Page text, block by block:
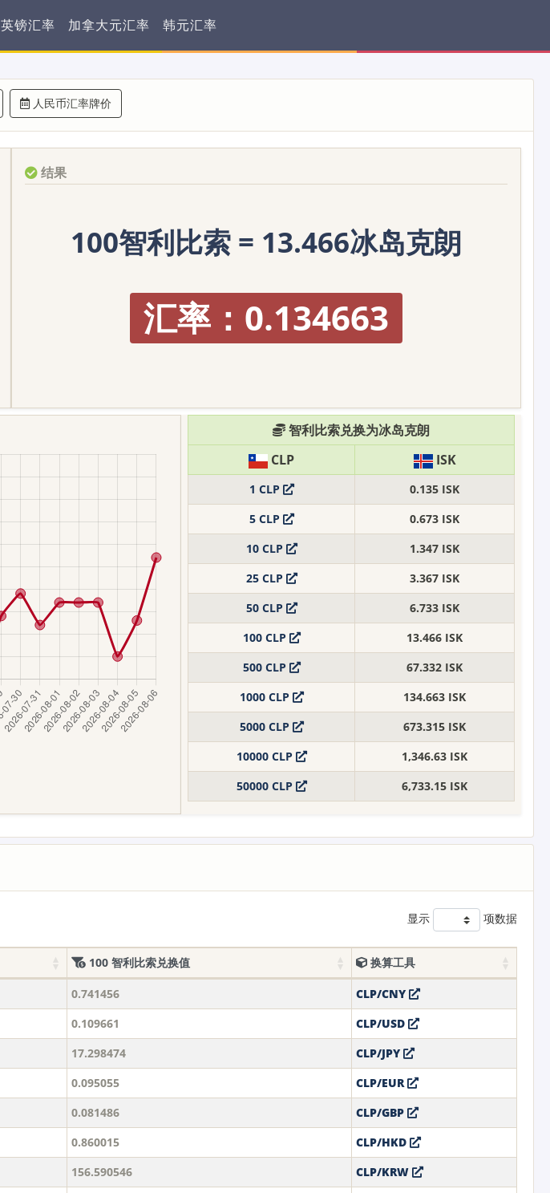
英镑汇率 加拿大元汇率 韩元汇率
人民币汇率牌价
结果
100智利比索 = 13.466冰岛克朗
汇率：0.134663
智利比索兑换为冰岛克朗
CLP
ISK
1 CLP
0.135 ISK
5 CLP
0.673 ISK
10 CLP
1.347 ISK
25 CLP
3.367 ISK
50 CLP
6.733 ISK
100 CLP
13.466 ISK
500 CLP
67.332 ISK
1000 CLP
134.663 ISK
5000 CLP
673.315 ISK
10000 CLP
1,346.63 ISK
50000 CLP
6,733.15 ISK
显示 项数据
100 智利比索兑换值 换算工具
0.741456
CLP/CNY
0.109661
CLP/USD
17.298474
CLP/JPY
0.095055
CLP/EUR
0.081486
CLP/GBP
0.860015
CLP/HKD
156.590546
CLP/KRW